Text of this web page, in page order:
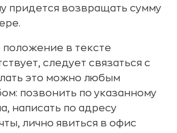
придется возвращать сумму
положение в тексте
следует связаться с
это можно любым
позвонить по указанному
написать по адресу
лично явиться в офис